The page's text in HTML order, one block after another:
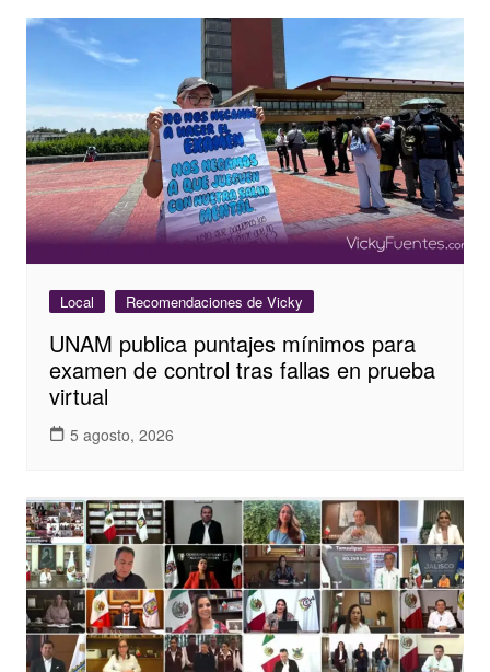
Local Recomendaciones de Vicky
UNAM publica puntajes mínimos para
examen de control tras fallas en prueba
virtual
5 agosto, 2026